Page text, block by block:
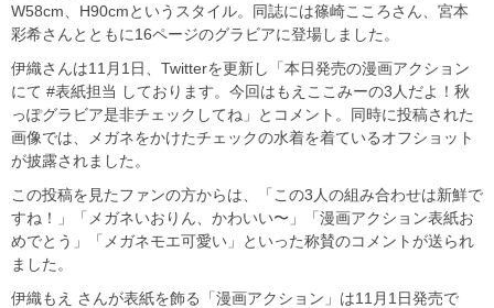
W58cm、H90cmというスタイル。同誌には篠崎こころさん、宮本
彩希さんとともに16ページのグラビアに登場しました。
伊織さんは11月1日、Twitterを更新し「本日発売の漫画アクション
にて #表紙担当 しております。今回はもえここみーの3人だよ！秋
っぽグラビア是非チェックしてね」とコメント。同時に投稿された
画像では、メガネをかけたチェックの水着を着ているオフショット
が披露されました。
この投稿を見たファンの方からは、「この3人の組み合わせは新鮮で
すね！」「メガネいおりん、かわいい〜」「漫画アクション表紙お
めでとう」「メガネモエ可愛い」といった称賛のコメントが送られ
ました。
伊織もえ さんが表紙を飾る「漫画アクション」は11月1日発売で